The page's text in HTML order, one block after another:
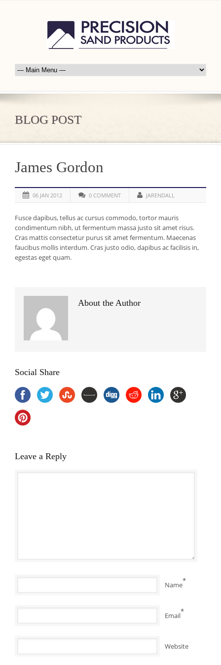
BLOG POST
James Gordon
06 JAN 2012 0 COMMENT JARENDALL
Fusce dapibus, tellus ac cursus commodo, tortor mauris
condimentum nibh, ut fermentum massa justo sit amet risus.
Cras mattis consectetur purus sit amet fermentum. Maecenas
faucibus mollis interdum. Cras justo odio, dapibus ac facilisis in,
egestas eget quam.
About the Author
Social Share
Leave a Reply
Name*
Email*
Website